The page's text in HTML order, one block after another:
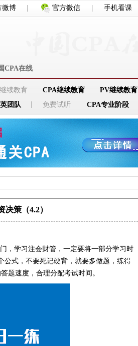
微博 官方微信 手机看课
CPA在线
继续教育 CPA继续教育 PV继续教育
团队 免费试听 CPA专业阶段
策（4.2）
，学习注会财管，一定要将一部分学习时
公式，不要死记硬背，就要多做题，练得
题速度，合理分配考试时间。